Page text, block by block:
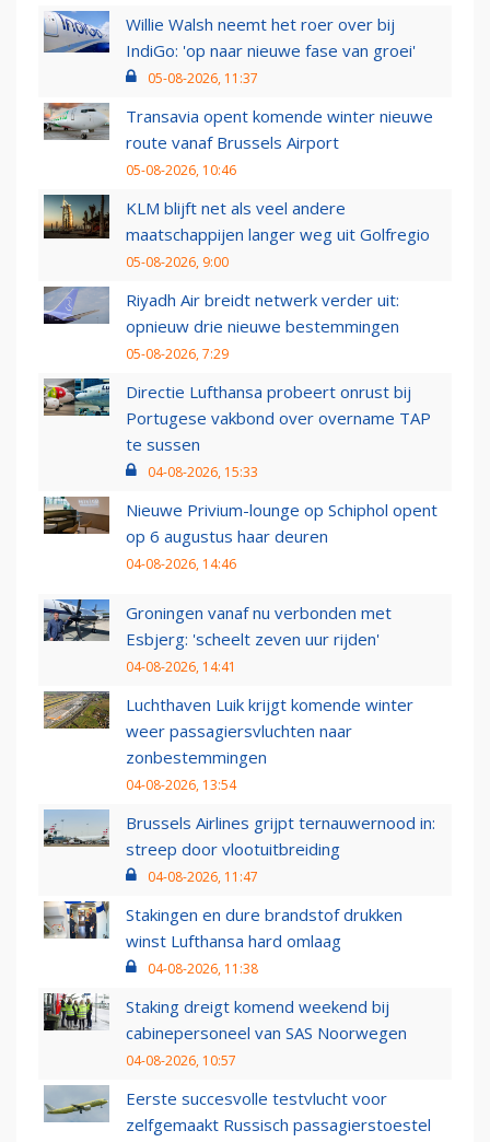
Willie Walsh neemt het roer over bij
IndiGo: 'op naar nieuwe fase van groei'
05-08-2026, 11:37
Transavia opent komende winter nieuwe
route vanaf Brussels Airport
05-08-2026, 10:46
KLM blijft net als veel andere
maatschappijen langer weg uit Golfregio
05-08-2026, 9:00
Riyadh Air breidt netwerk verder uit:
opnieuw drie nieuwe bestemmingen
05-08-2026, 7:29
Directie Lufthansa probeert onrust bij
Portugese vakbond over overname TAP
te sussen
04-08-2026, 15:33
Nieuwe Privium-lounge op Schiphol opent
op 6 augustus haar deuren
04-08-2026, 14:46
Groningen vanaf nu verbonden met
Esbjerg: 'scheelt zeven uur rijden'
04-08-2026, 14:41
Luchthaven Luik krijgt komende winter
weer passagiersvluchten naar
zonbestemmingen
04-08-2026, 13:54
Brussels Airlines grijpt ternauwernood in:
streep door vlootuitbreiding
04-08-2026, 11:47
Stakingen en dure brandstof drukken
winst Lufthansa hard omlaag
04-08-2026, 11:38
Staking dreigt komend weekend bij
cabinepersoneel van SAS Noorwegen
04-08-2026, 10:57
Eerste succesvolle testvlucht voor
zelfgemaakt Russisch passagierstoestel